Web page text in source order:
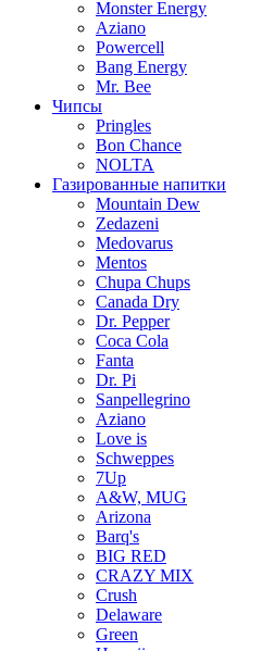
Monster Energy
Aziano
Powercell
Bang Energy
Mr. Bee
Чипсы
Pringles
Bon Chance
NOLTA
Газированные напитки
Mountain Dew
Zedazeni
Medovarus
Mentos
Chupa Chups
Canada Dry
Dr. Pepper
Coca Cola
Fanta
Dr. Pi
Sanpellegrino
Aziano
Love is
Schweppes
7Up
A&W, MUG
Arizona
Barq's
BIG RED
CRAZY MIX
Crush
Delaware
Green